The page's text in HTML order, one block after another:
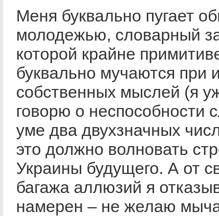
Меня буквально пугает
молодежью, словарный
которой крайне
буквально мучаются при
собственных мыслей (я
говорю о неспособности
уме два двухзначных
это должно волновать
Украины будущего. А от
багажа аллюзий я
намерен – не желаю